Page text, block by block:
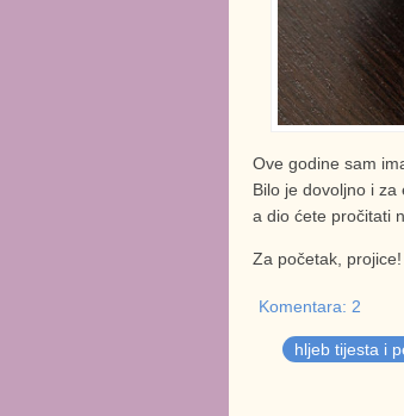
Ove godine sam
Bilo je dovoljno i
a dio ćete pročitati
Za početak, projice!
Komentara: 2
hljeb tijesta i